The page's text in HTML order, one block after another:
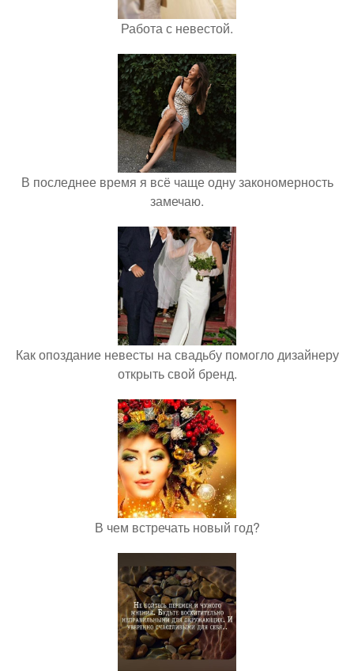
Работа с невестой.
В последнее время я всё чаще одну закономерность
замечаю.
Как опоздание невесты на свадьбу помогло дизайнеру
открыть свой бренд.
В чем встречать новый год?